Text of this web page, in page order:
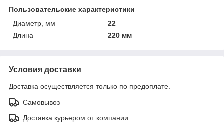
Пользовательские характеристики
Диаметр, мм
22
Длина
220 мм
Условия доставки
Доставка осуществляется только по предоплате.
Самовывоз
Доставка курьером от компании